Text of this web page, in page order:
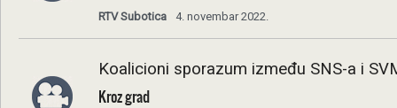
RTV Subotica 4. novembar 2022.
Koalicioni sporazum između SNS-a i
Kroz grad